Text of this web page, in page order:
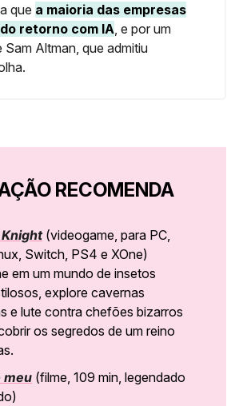
que a maioria das empresas
retorno com IA, e por um
Altman, que admitiu
RECOMENDA
(videogame, para PC,
Switch, PS4 e XOne)
em um mundo de insetos
explore cavernas
e lute contra chefões bizarros
os segredos de um reino
meu (filme, 109 min, legendado